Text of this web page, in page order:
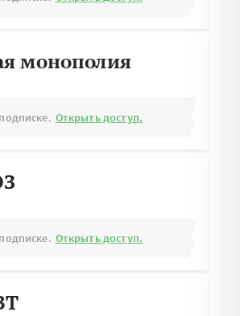
монополия
Открыть доступ.
Открыть доступ.